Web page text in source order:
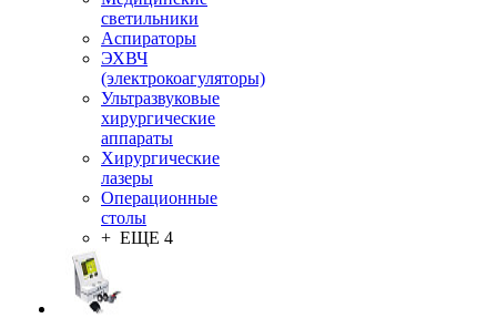
светильники
Аспираторы
ЭХВЧ
(электрокоагуляторы)
Ультразвуковые
хирургические
аппараты
Хирургические
лазеры
Операционные
столы
+ ЕЩЕ 4